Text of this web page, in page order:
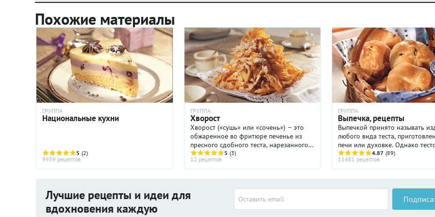
Похожие материалы
ГРУППА
Национальные кухни
5 (2)
9939 рецептов
ГРУППА
Хворост
Хворост («сушь» или «сочень») – это
обжаренное во фритюре печенье из
пресного сдобного теста, нарезанного
полосками. Это блюдо было популярно
на юге России еще до XVIII века, - его
заимствовали из ...
5 (3)
12 рецептов
ГРУППА
Выпечка, рецепты
Выпечкой принято называть
любого вида теста,
печи или духовке. Однако
жареное на сковороде или в
масле, тоже часто называют
Всю выпечку можно ...
4.87 (89)
11481 рецептов
Лучшие рецепты и идеи для
вдохновения каждую